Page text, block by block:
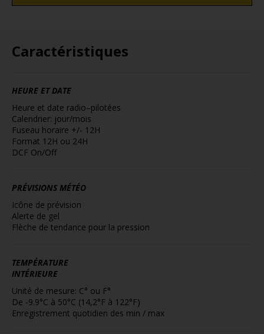
Caractéristiques
HEURE ET DATE
Heure et date radio–pilotées
Calendrier: jour/mois
Fuseau horaire +/- 12H
Format 12H ou 24H
DCF On/Off
PRÉVISIONS MÉTÉO
Icône de prévision
Alerte de gel
Flèche de tendance pour la pression
TEMPÉRATURE
INTÉRIEURE
Unité de mesure: C° ou F°
De -9.9°C à 50°C (14,2°F à 122°F)
Enregistrement quotidien des min / max